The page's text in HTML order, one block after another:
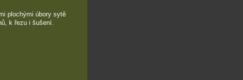
plochými úbory sytě
k řezu i šušení.